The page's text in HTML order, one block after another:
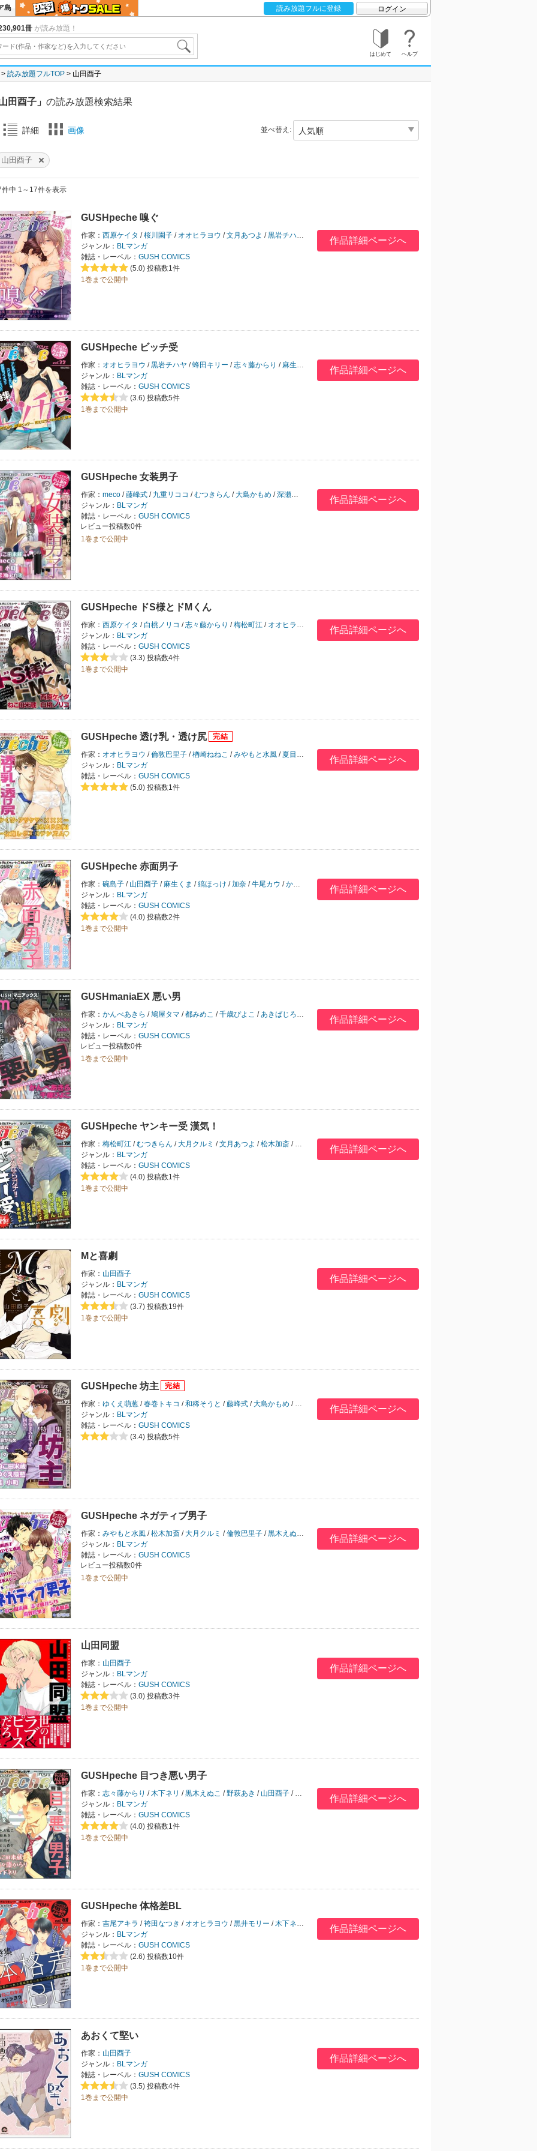
島 読み放題フルに登録 ログイン
冊 が読み放題！
はじめて ヘルプ
読み放題フルTOP 山田酉子
田酉子」 の読み放題検索結果
詳細 画像 並べ替え:
山田酉子
件中 1～17件を表示
GUSHpeche 嗅ぐ
作家： 西原ケイタ /桜川園子 / オオヒラヨウ /文月あつよ /黒岩チハヤ 深瀬アカネ/山田酉子
タクミユウ
ジャンル： BLマンガ
雑誌・レーベル： GUSH COMICS
(5.0) 投稿数1件
1巻まで公開中
作品詳細ページへ
GUSHpeche ビッチ受
作家： オオヒラヨウ /黒岩チハヤ /蜂田キリー /志々藤からり / 麻生ミツ晃 夏目かつら /山田酉子
ジャンル： BLマンガ
雑誌・レーベル： GUSH COMICS
(3.6) 投稿数5件
1巻まで公開中
作品詳細ページへ
GUSHpeche 女装男子
作家： meco /藤峰式 / 九重リココ /むつきらん /大島かもめ /深瀬アカネ 木村あや /山田酉子
桂小町
ジャンル： BLマンガ
雑誌・レーベル： GUSH COMICS
レビュー投稿数0件
1巻まで公開中
作品詳細ページへ
GUSHpeche ドS様とドMくん
作家： 西原ケイタ /白桃ノリコ /志々藤からり /梅松町江 / オオヒラヨウ 深瀬アカネ/ 山田酉子 / 山佐木うに
ジャンル： BLマンガ
雑誌・レーベル： GUSH COMICS
(3.3) 投稿数4件
1巻まで公開中
作品詳細ページへ
GUSHpeche 透け乳・透け尻
作家： オオヒラヨウ /倫敦巴里子 /楢崎ねねこ /みやもと水風 /夏目かつら 大月クルミ /山田酉子 /
ジャンル： BLマンガ
雑誌・レーベル： GUSH COMICS
(5.0) 投稿数1件
作品詳細ページへ
GUSHpeche 赤面男子
作家： 碗島子 / 山田酉子 / 麻生くま /縞ほっけ /加奈 /牛尾カウ /かざみ幸
ジャンル： BLマンガ
雑誌・レーベル： GUSH COMICS
(4.0) 投稿数2件
1巻まで公開中
作品詳細ページへ
GUSHmaniaEX 悪い男
作家： かんべあきら /鳩屋タマ /都みめこ /千歳ぴよこ / あきばじろぉ 文月あつよ/山田酉子
深瀬アカネ
ジャンル： BLマンガ
雑誌・レーベル： GUSH COMICS
レビュー投稿数0件
1巻まで公開中
作品詳細ページへ
GUSHpeche ヤンキー受 漢気！
作家： 梅松町江 /むつきらん /大月クルミ /文月あつよ /松木加斎 / 木村あや 和稀そうと/
山田酉子
ジャンル： BLマンガ
雑誌・レーベル： GUSH COMICS
(4.0) 投稿数1件
1巻まで公開中
作品詳細ページへ
Mと喜劇
作家： 山田酉子
ジャンル： BLマンガ
雑誌・レーベル： GUSH COMICS
(3.7) 投稿数19件
1巻まで公開中
作品詳細ページへ
GUSHpeche 坊主
作家： ゆくえ萌葱 /春巻トキコ /和稀そうと /藤峰式 /大島かもめ / 縁々 /山田酉子
ジャンル： BLマンガ
雑誌・レーベル： GUSH COMICS
(3.4) 投稿数5件
作品詳細ページへ
GUSHpeche ネガティブ男子
作家： みやもと水風 /松木加斎 /大月クルミ /倫敦巴里子 /黒木えぬこ 志々藤からり/ 山田酉子
ジャンル： BLマンガ
雑誌・レーベル： GUSH COMICS
レビュー投稿数0件
1巻まで公開中
作品詳細ページへ
山田同盟
作家： 山田酉子
ジャンル： BLマンガ
雑誌・レーベル： GUSH COMICS
(3.0) 投稿数3件
1巻まで公開中
作品詳細ページへ
GUSHpeche 目つき悪い男子
作家： 志々藤からり /木下ネリ /黒木えぬこ /野萩あき / 山田酉子 / アヒル森下 / かざみ幸
ジャンル： BLマンガ
雑誌・レーベル： GUSH COMICS
(4.0) 投稿数1件
1巻まで公開中
作品詳細ページへ
GUSHpeche 体格差BL
作家： 吉尾アキラ /袴田なつき / オオヒラヨウ /黒井モリー / 木下ネリ 蜂田キリー/小山/
山田酉子
ジャンル： BLマンガ
雑誌・レーベル： GUSH COMICS
(2.6) 投稿数10件
1巻まで公開中
作品詳細ページへ
あおくて堅い
作家： 山田酉子
ジャンル： BLマンガ
雑誌・レーベル： GUSH COMICS
(3.5) 投稿数4件
1巻まで公開中
作品詳細ページへ